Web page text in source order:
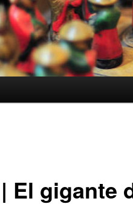
El gigante